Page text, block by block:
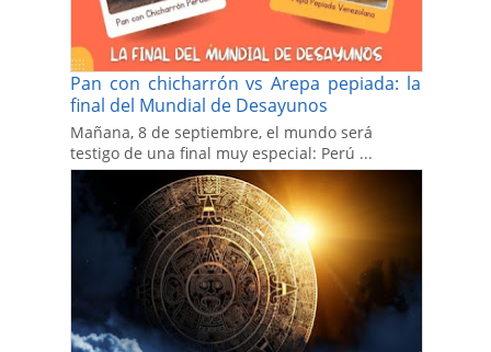
Pan con chicharrón vs Arepa pepiada: la
final del Mundial de Desayunos
Mañana, 8 de septiembre, el mundo será
testigo de una final muy especial: Perú ...